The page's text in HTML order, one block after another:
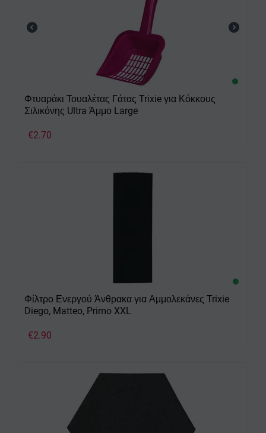
Φτυαράκι Τουαλέτας Γάτας Trixie για Κόκκους
Σιλικόνης Ultra Άμμο Large
€2.70
Φίλτρο Ενεργού Άνθρακα για Αμμολεκάνες Trixie
Diego, Matteo, Primo XXL
€2.90